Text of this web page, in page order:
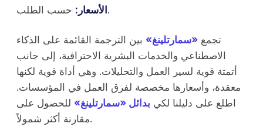
الأسعار:حسب الطلب.
تجمع «سمارتلينغ» بين الترجمة القائمة على الذكاء
الاصطناعي والخدمات البشرية الاحترافية، إلى جانب
أتمتة قوية لسير العمل والتحليلات. وهي أداة قوية لكنها
معقدة، وأسعارها مخصصة لفرق العمل في المؤسسات.
اطلع على دليلنا لكي بدائل «سمارتلينغ» للحصول على
مقارنة أكثر شمولاً.